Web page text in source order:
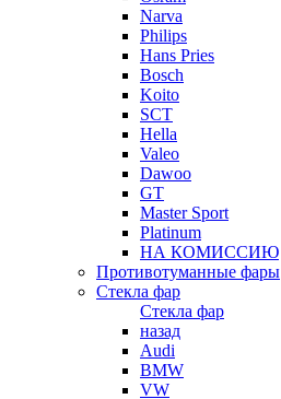
Narva
Philips
Hans Pries
Bosch
Koito
SCT
Hella
Valeo
Dawoo
GT
Master Sport
Platinum
НА КОМИССИЮ
Противотуманные фары
Стекла фар
Стекла фар
назад
Audi
BMW
VW